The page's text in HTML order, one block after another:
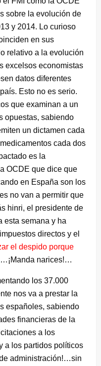
sobre la evolución de
y 2014. Lo curioso
en sus
relativo a la evolución
excelsos economistas
datos diferentes
Esto no es serio.
que examinan a un
opuestas, sabiendo
un dictamen cada
cada dos
es la
OCDE que dice que
en España son los
no van a permitir que
hinri, el presidente de
esta semana y ha
directos y el
el despido porque
…¡Manda narices!…
los 37.000
nos va a prestar la
españoles, sabiendo
financieras de la
a los
a los partidos políticos
administración!…sin